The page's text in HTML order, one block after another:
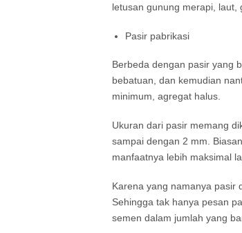
letusan gunung merapi, laut,
Pasir pabrikasi
Berbeda dengan pasir yang
bebatuan, dan kemudian
minimum, agregat halus.
Ukuran dari pasir memang
sampai dengan 2 mm.
manfaatnya lebih maksimal
Karena yang namanya pasir
Sehingga tak hanya pesan
semen dalam jumlah yang